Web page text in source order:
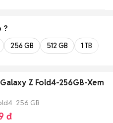
?
256 GB 512 GB 1 TB
Z Fold4-256GB-Xem
256 GB
đ